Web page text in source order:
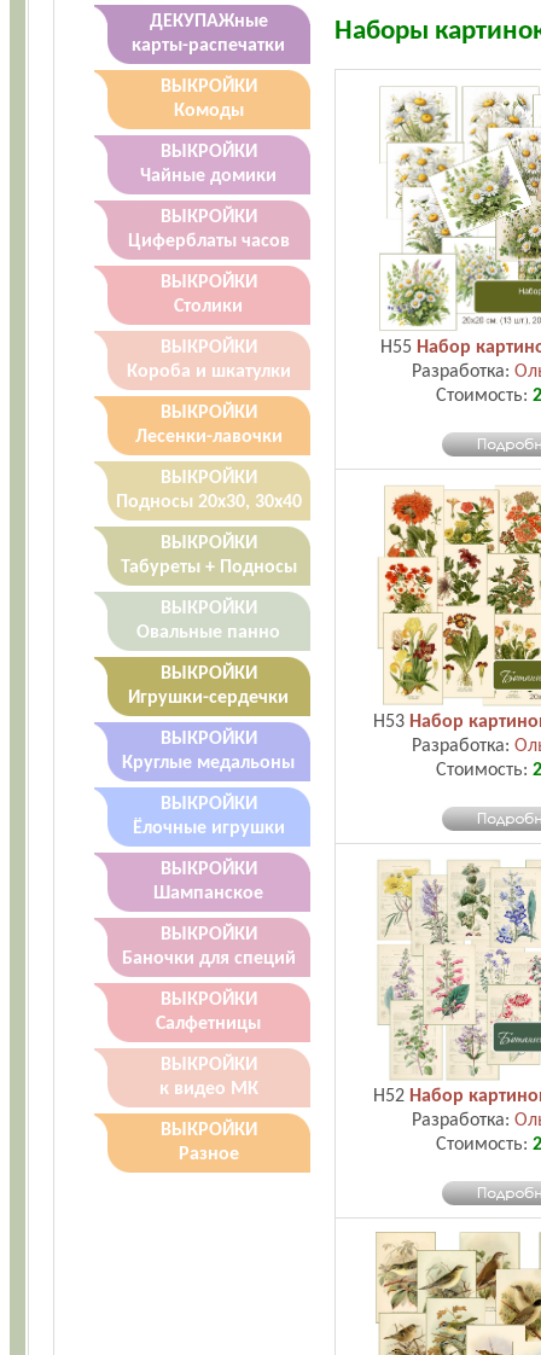
ДЕКУПАЖные
карты-распечатки
ВЫКРОЙКИ
Комоды
ВЫКРОЙКИ
Чайные домики
ВЫКРОЙКИ
Циферблаты часов
ВЫКРОЙКИ
Столики
ВЫКРОЙКИ
Короба и шкатулки
ВЫКРОЙКИ
Лесенки-лавочки
ВЫКРОЙКИ
Подносы 20х30, 30х40
ВЫКРОЙКИ
Табуреты + Подносы
ВЫКРОЙКИ
Овальные панно
ВЫКРОЙКИ
Игрушки-сердечки
ВЫКРОЙКИ
Круглые медальоны
ВЫКРОЙКИ
Ёлочные игрушки
ВЫКРОЙКИ
Шампанское
ВЫКРОЙКИ
Баночки для специй
ВЫКРОЙКИ
Салфетницы
ВЫКРОЙКИ
к видео МК
ВЫКРОЙКИ
Разное
Наборы
H55 Набор
Разработка:
Стоимость:
H53 Набор
Разработка:
Стоимость:
H52 Набор
Разработка:
Стоимость: